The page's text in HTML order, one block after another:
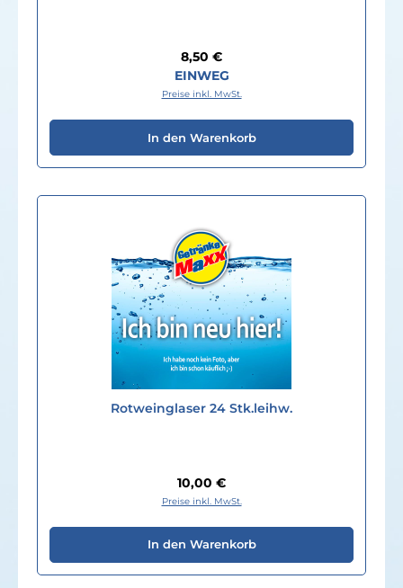
Regulärer Preis:
8,50 €
EINWEG
Preise inkl. MwSt.
In den Warenkorb
Rotweinglaser 24 Stk.leihw.
Regulärer Preis:
10,00 €
Preise inkl. MwSt.
In den Warenkorb